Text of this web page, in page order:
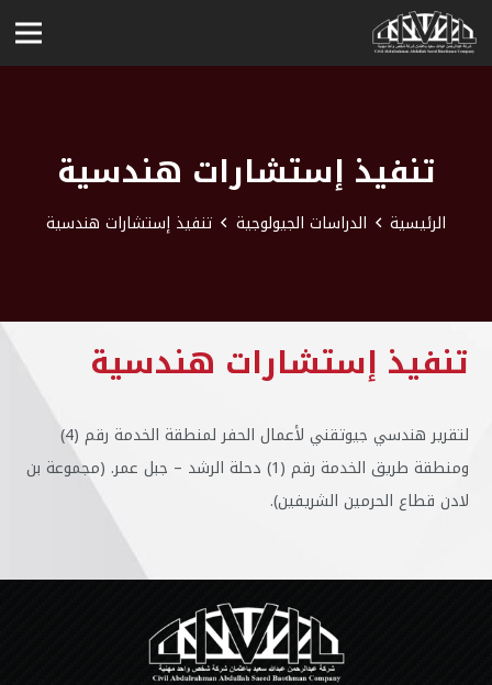
تنفيذ إستشارات هندسية
الرئيسية الدراسات الجيولوجية تنفيذ إستشارات هندسية
تنفيذ إستشارات هندسية
لتقرير هندسي جيوتقني لأعمال الحفر لمنطقة الخدمة رقم (4)
ومنطقة طريق الخدمة رقم (1) دحلة الرشد – جبل عمر. (مجموعة بن
لادن قطاع الحرمين الشريفين).